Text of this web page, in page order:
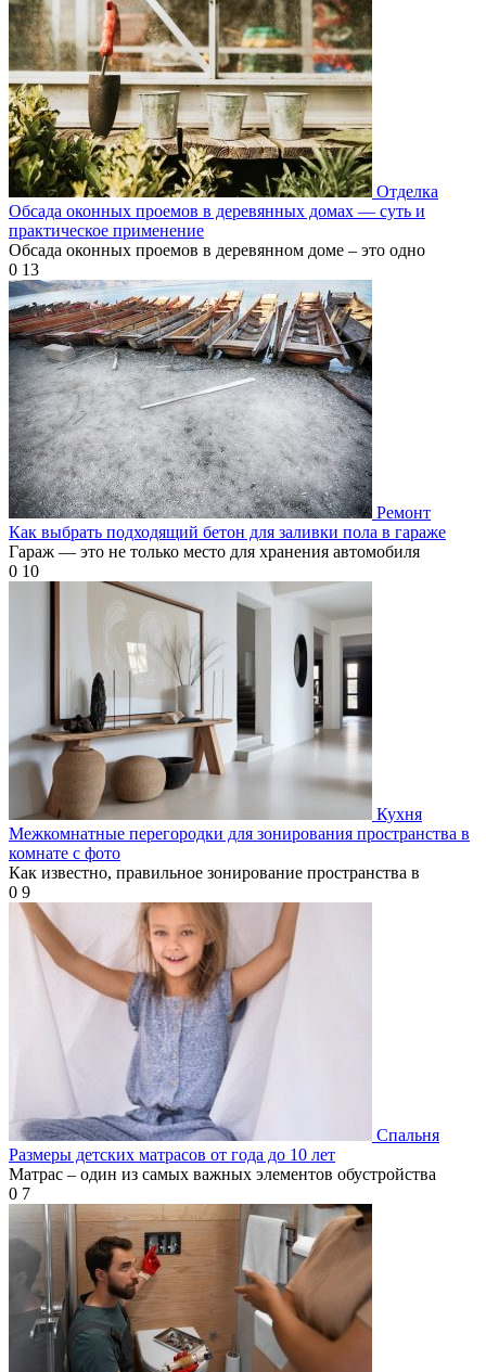
Отделка
Обсада оконных проемов в деревянных домах — суть и
практическое применение
Обсада оконных проемов в деревянном доме – это одно
0 13
Ремонт
Как выбрать подходящий бетон для заливки пола в гараже
Гараж — это не только место для хранения автомобиля
0 10
Кухня
Межкомнатные перегородки для зонирования пространства в
комнате с фото
Как известно, правильное зонирование пространства в
0 9
Спальня
Размеры детских матрасов от года до 10 лет
Матрас – один из самых важных элементов обустройства
0 7